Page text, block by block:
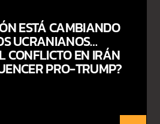
ESTÁ CAMBIANDO
UCRANIANOS…
CONFLICTO EN IRÁN
PRO-TRUMP?